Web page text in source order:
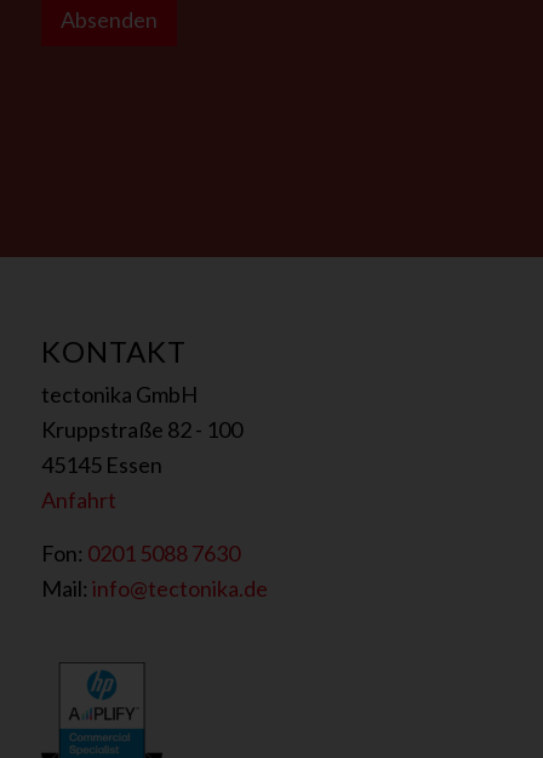
Absenden
KONTAKT
tectonika GmbH
Kruppstraße 82 - 100
45145 Essen
Anfahrt
Fon: 0201 5088 7630
Mail: info@tectonika.de